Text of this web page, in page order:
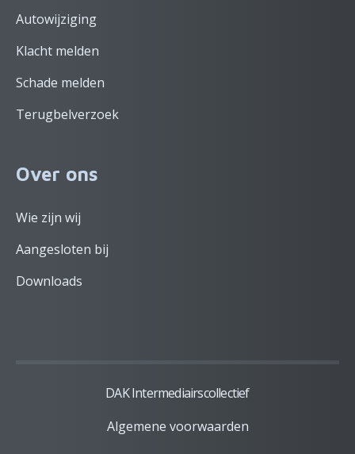
Autowijziging
Klacht melden
Schade melden
Terugbelverzoek
Over ons
Wie zijn wij
Aangesloten bij
Downloads
DAK Intermediairscollectief
Algemene voorwaarden